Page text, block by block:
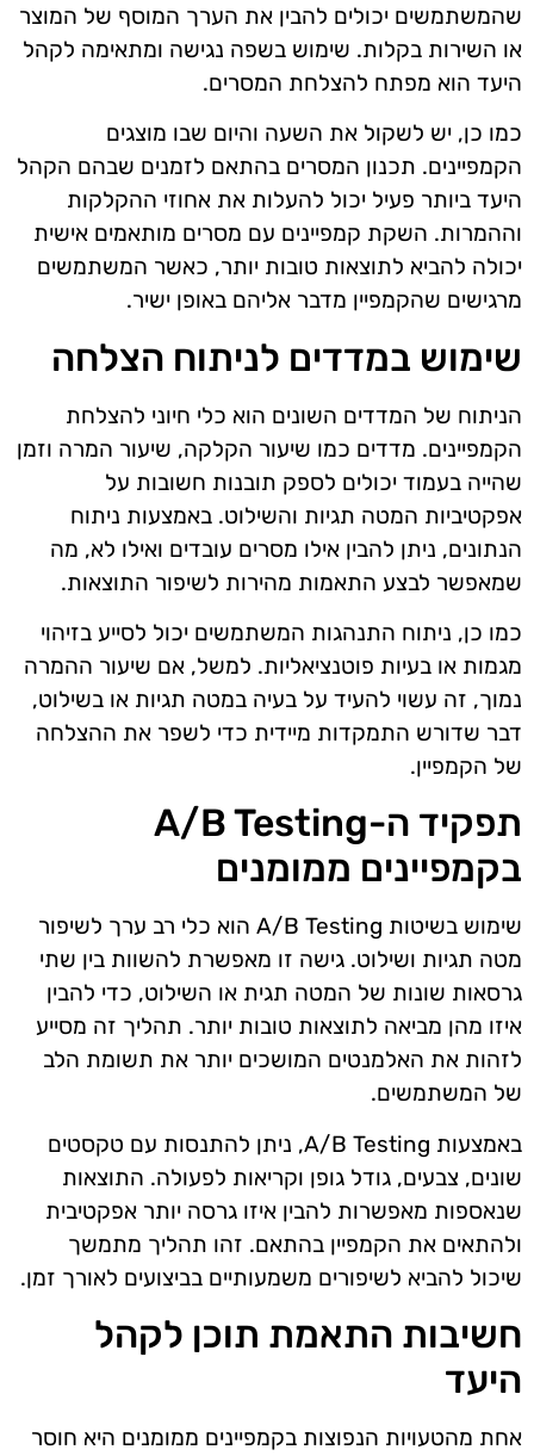
שהמשתמשים יכולים להבין את הערך המוסף של המוצר
או השירות בקלות. שימוש בשפה נגישה ומתאימה לקהל
היעד הוא מפתח להצלחת המסרים.
כמו כן, יש לשקול את השעה והיום שבו מוצגים
הקמפיינים. תכנון המסרים בהתאם לזמנים שבהם הקהל
היעד ביותר פעיל יכול להעלות את אחוזי ההקלקות
וההמרות. השקת קמפיינים עם מסרים מותאמים אישית
יכולה להביא לתוצאות טובות יותר, כאשר המשתמשים
מרגישים שהקמפיין מדבר אליהם באופן ישיר.
שימוש במדדים לניתוח הצלחה
הניתוח של המדדים השונים הוא כלי חיוני להצלחת
הקמפיינים. מדדים כמו שיעור הקלקה, שיעור המרה וזמן
שהייה בעמוד יכולים לספק תובנות חשובות על
אפקטיביות המטה תגיות והשילוט. באמצעות ניתוח
הנתונים, ניתן להבין אילו מסרים עובדים ואילו לא, מה
שמאפשר לבצע התאמות מהירות לשיפור התוצאות.
כמו כן, ניתוח התנהגות המשתמשים יכול לסייע בזיהוי
מגמות או בעיות פוטנציאליות. למשל, אם שיעור ההמרה
נמוך, זה עשוי להעיד על בעיה במטה תגיות או בשילוט,
דבר שדורש התמקדות מיידית כדי לשפר את ההצלחה
של הקמפיין.
תפקיד ה-A/B Testing
בקמפיינים ממומנים
שימוש בשיטות A/B Testing הוא כלי רב ערך לשיפור
מטה תגיות ושילוט. גישה זו מאפשרת להשוות בין שתי
גרסאות שונות של המטה תגית או השילוט, כדי להבין
איזו מהן מביאה לתוצאות טובות יותר. תהליך זה מסייע
לזהות את האלמנטים המושכים יותר את תשומת הלב
של המשתמשים.
באמצעות A/B Testing, ניתן להתנסות עם טקסטים
שונים, צבעים, גודל גופן וקריאות לפעולה. התוצאות
שנאספות מאפשרות להבין איזו גרסה יותר אפקטיבית
ולהתאים את הקמפיין בהתאם. זהו תהליך מתמשך
שיכול להביא לשיפורים משמעותיים בביצועים לאורך זמן.
חשיבות התאמת תוכן לקהל
היעד
אחת מהטעויות הנפוצות בקמפיינים ממומנים היא חוסר